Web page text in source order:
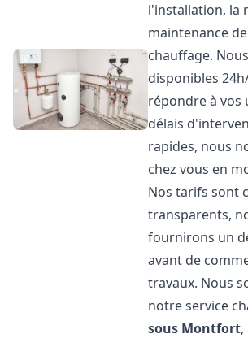
l'installation, la
maintenance
chauffage.
disponibles
répondre à vos
délais
rapides, nous
chez vous en
Nos tarifs sont
transparents,
fournirons un
avant de
travaux. Nous
notre service
sous Montfort